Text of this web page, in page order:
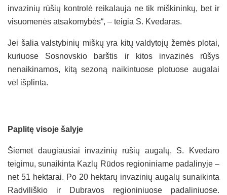
invazinių rūšių kontrolė reikalauja ne tik miškininkų, bet ir
visuomenės atsakomybės“, – teigia S. Kvedaras.
Jei šalia valstybinių miškų yra kitų valdytojų žemės plotai,
kuriuose Sosnovskio barštis ir kitos invazinės rūšys
nenaikinamos, kitą sezoną naikintuose plotuose augalai
vėl išplinta.
Paplitę visoje šalyje
Šiemet daugiausiai invazinių rūšių augalų, S. Kvedaro
teigimu, sunaikinta Kazlų Rūdos regioniniame padalinyje –
net 51 hektarai. Po 20 hektarų invazinių augalų sunaikinta
Radviliškio ir Dubravos regioniniuose padaliniuose.